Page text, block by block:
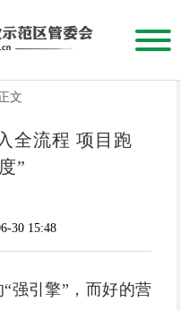
文
全流程 项目跑
”
30 15:48
强引擎”，而好的营